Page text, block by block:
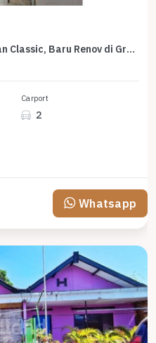
Rumah + Studio Foto, Bangunan Classic, Baru Renov di Graha Taman Pelangi, Bsb, Me 7666
Carport
2
Whatsapp